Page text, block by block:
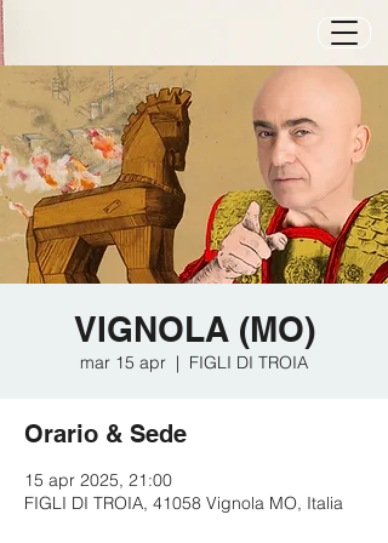
VIGNOLA (MO)
mar 15 apr
  |
FIGLI DI TROIA
Orario & Sede
15 apr 2025, 21:00
FIGLI DI TROIA, 41058 Vignola MO, Italia